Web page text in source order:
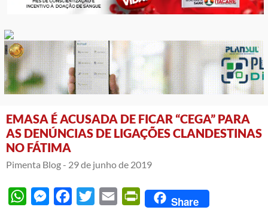
EMASA É ACUSADA DE FICAR “CEGA” PARA
AS DENÚNCIAS DE LIGAÇÕES CLANDESTINAS
NO FÁTIMA
Pimenta Blog - 29 de junho de 2019
WhatsAppMessengerFacebook
Twitter Email PrintFriendly
Share